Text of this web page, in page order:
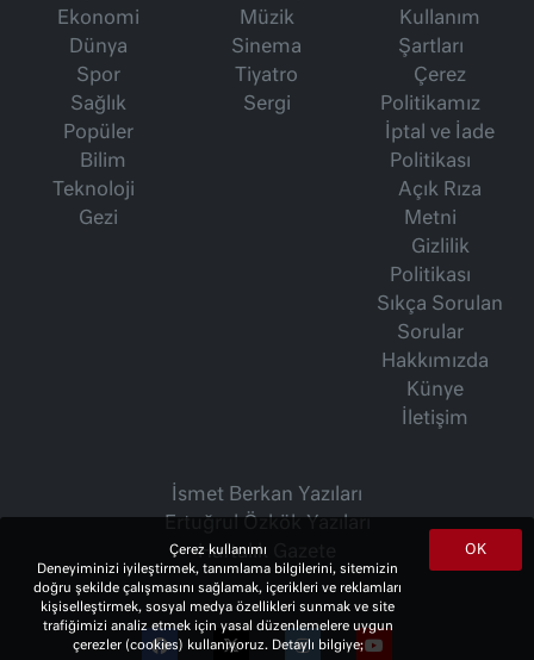
Ekonomi
Dünya
Spor
Sağlık
Popüler
Bilim
Teknoloji
Gezi
Müzik
Sinema
Tiyatro
Sergi
Kullanım
Şartları
Çerez
Politikamız
İptal ve İade
Politikası
Açık Rıza
Metni
Gizlilik
Politikası
Sıkça Sorulan
Sorular
Hakkımızda
Künye
İletişim
İsmet Berkan Yazıları
Haftalık Gazete
OK
Çerez kullanımı
Deneyiminizi iyileştirmek, tanımlama bilgilerini, sitemizin
doğru şekilde çalışmasını sağlamak, içerikleri ve reklamları
kişiselleştirmek, sosyal medya özellikleri sunmak ve site
trafiğimizi analiz etmek için yasal düzenlemelere uygun
çerezler (cookies) kullanıyoruz. Detaylı bilgiye;